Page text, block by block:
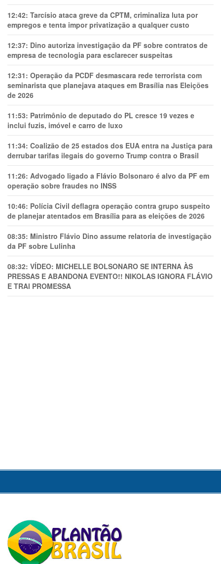
12:42: Tarcísio ataca greve da CPTM, criminaliza luta por
empregos e tenta impor privatização a qualquer custo
12:37: Dino autoriza investigação da PF sobre contratos de
empresa de tecnologia para esclarecer suspeitas
12:31: Operação da PCDF desmascara rede terrorista com
seminarista que planejava ataques em Brasília nas Eleições
de 2026
11:53: Patrimônio de deputado do PL cresce 19 vezes e
inclui fuzis, imóvel e carro de luxo
11:34: Coalizão de 25 estados dos EUA entra na Justiça para
derrubar tarifas ilegais do governo Trump contra o Brasil
11:26: Advogado ligado a Flávio Bolsonaro é alvo da PF em
operação sobre fraudes no INSS
10:46: Polícia Civil deflagra operação contra grupo suspeito
de planejar atentados em Brasília para as eleições de 2026
08:35: Ministro Flávio Dino assume relatoria de investigação
da PF sobre Lulinha
08:32: VÍDEO: MICHELLE BOLSONARO SE INTERNA ÀS
PRESSAS E ABANDONA EVENTO!! NIKOLAS IGNORA FLÁVIO
E TRAl PROMESSA